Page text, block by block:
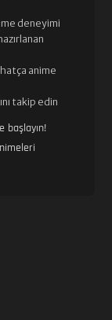
me deneyimi
anime
takip edin
başlayın!